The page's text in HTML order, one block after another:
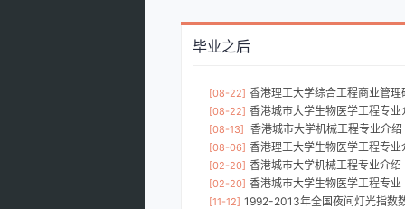
毕业之后
[08-22] 香港理工大学综合工程商业管理
[08-22] 香港城市大学生物医学工程专业
[08-13] 香港城市大学机械工程专业介绍
[08-06] 香港理工大学生物医学工程专业
[02-20] 香港城市大学机械工程专业介绍
[02-20] 香港城市大学生物医学工程专业
[11-12] 1992-2013年全国夜间灯光指数